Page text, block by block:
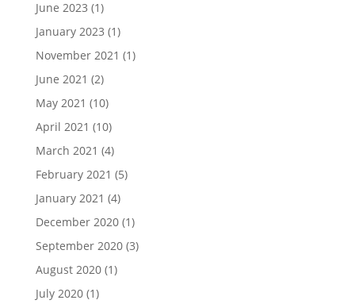
June 2023 (1)
January 2023 (1)
November 2021 (1)
June 2021 (2)
May 2021 (10)
April 2021 (10)
March 2021 (4)
February 2021 (5)
January 2021 (4)
December 2020(1)
September 2020(3)
August 2020(1)
July 2020(1)